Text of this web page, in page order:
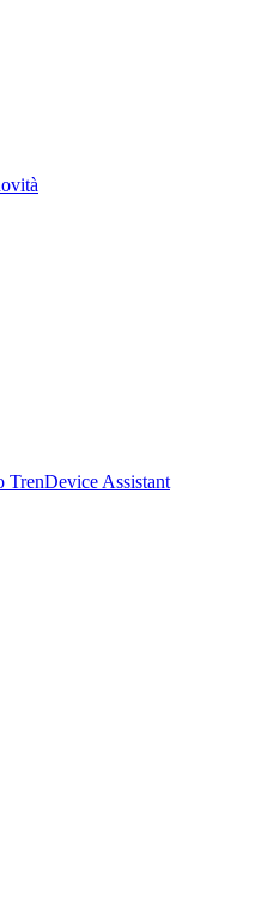
TrenDevice Assistant